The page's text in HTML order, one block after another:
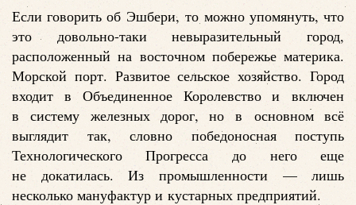
Если говорить об Эшбери, то можно упомянуть, что
это довольно-таки невыразительный город,
расположенный на восточном побережье материка.
Морской порт. Развитое сельское хозяйство. Город
входит в Объединенное Королевство и включен
в систему железных дорог, но в основном всё
выглядит так, словно победоносная поступь
Технологического Прогресса до него еще
не докатилась. Из промышленности — лишь
несколько мануфактур и кустарных предприятий.